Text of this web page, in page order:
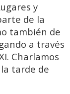
y
de la
también de
a través
Charlamos
tarde de